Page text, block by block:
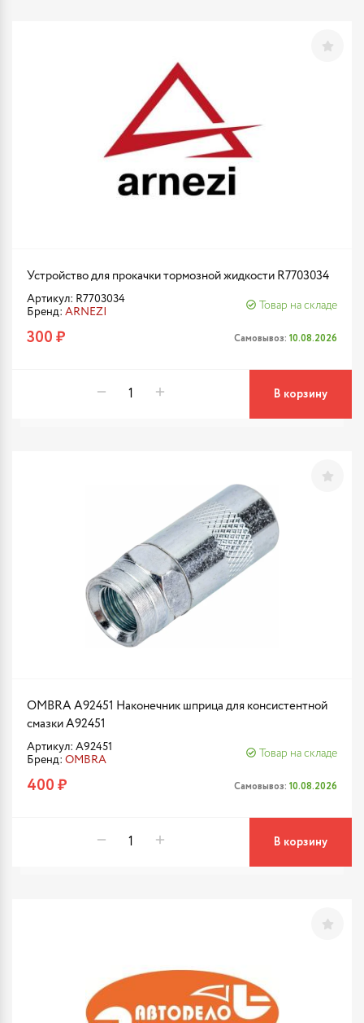
Устройство для прокачки тормозной жидкости R7703034
Артикул: R7703034
Бренд: ARNEZI
Товар на складе
300 ₽ Самовывоз: 10.08.2026
В корзину
OMBRA A92451 Наконечник шприца для консистентной
смазки A92451
Артикул: A92451
Бренд: OMBRA
Товар на складе
400 ₽ Самовывоз: 10.08.2026
В корзину